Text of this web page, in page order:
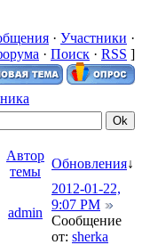
· Участники ·
· Поиск · RSS ]
Автор
темы
Обновления↓
admin
2012-01-22,
9:07 PM
Сообщение
от: sherka